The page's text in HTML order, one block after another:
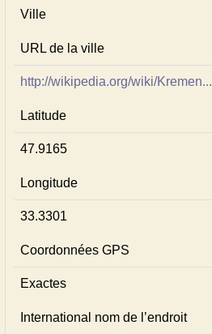
Ville
URL de la ville
http://wikipedia.org/wiki/Kremen...
Latitude
47.9165
Longitude
33.3301
Coordonnées GPS
Exactes
International nom de l’endroit